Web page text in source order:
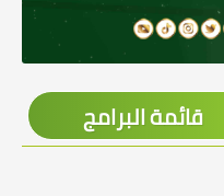
قائمة البرامج